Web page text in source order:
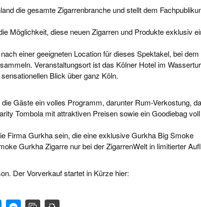
die gesamte Zigarrenbranche und stellt dem
Möglichkeit, diese neuen Zigarren und Produkte exklusiv
einer geeigneten Location für dieses Spektakel, bei dem
Veranstaltungsort ist das Kölner Hotel im
Blick über ganz Köln.
Gäste ein volles Programm, darunter Rum-Verkostung,
Tombola mit attraktiven Preisen sowie ein Goodiebag
Firma Gurkha sein, die eine exklusive Gurkha Big Smoke
Gurkha Zigarre nur bei der ZigarrenWelt in limitierter
Der Vorverkauf startet in Kürze hier: